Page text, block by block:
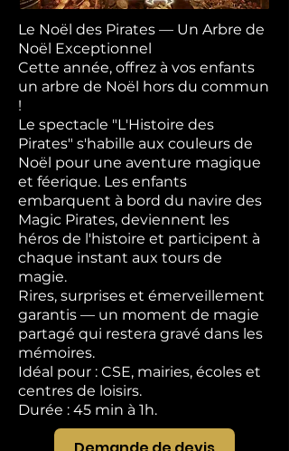
Le Noël des Pirates — Un Arbre de
Noël Exceptionnel
Cette année, offrez à vos enfants
un arbre de Noël hors du commun
!
Le spectacle "L'Histoire des
Pirates" s'habille aux couleurs de
Noël pour une aventure magique
et féerique. Les enfants
embarquent à bord du navire des
Magic Pirates, deviennent les
héros de l'histoire et participent à
chaque instant aux tours de
magie.
Rires, surprises et émerveillement
garantis — un moment de magie
partagé qui restera gravé dans les
mémoires.
Idéal pour : CSE, mairies, écoles et
centres de loisirs.
Durée : 45 min à 1h.